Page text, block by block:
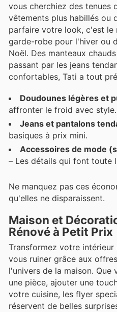
vous cherchiez des tenues
vêtements plus habillés ou
parfaire votre look, c'est
garde-robe pour l'hiver ou
Noël. Des manteaux
passant par les jeans
confortables, Tati a tout
Doudounes légères et
affronter le froid avec style.
Jeans et pantalons
basiques à prix mini.
Accessoires de mode
– Les détails qui font toute
Ne manquez pas ces
qu'elles ne disparaissent.
Maison et
Rénové à Petit Prix
Transformez votre intérieur
vous ruiner grâce aux
l'univers de la maison.
une pièce, ajouter une
votre cuisine, les flyer
réservent de belles